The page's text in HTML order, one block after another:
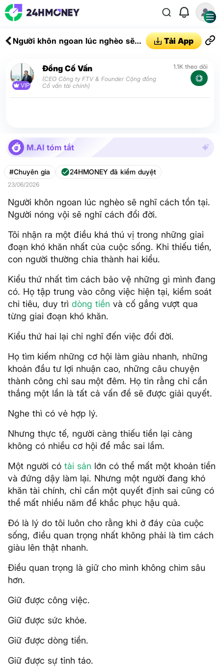
Người khôn ngoan lúc nghèo sẽ
sẽ nghĩ cách đổi đời.
Tải App
VIP
Đồng Cố Vấn
(CEO Công ty FTV & Founder Cộng đồng
Cố vấn tài chính)
1.1K theo dõi
M.AI tóm tắt
#Chuyên gia 24HMONEY đã kiểm duyệt
23/06/2026
Người khôn ngoan lúc nghèo sẽ nghĩ cách tồn tại.
Người nóng vội sẽ nghĩ cách đổi đời.
Tôi nhận ra một điều khá thú vị trong những giai
đoạn khó khăn nhất của cuộc sống. Khi thiếu tiền,
con người thường chia thành hai kiểu.
Kiểu thứ nhất tìm cách bảo vệ những gì mình đang
có. Họ tập trung vào công việc hiện tại, kiểm soát
chi tiêu, duy trì dòng tiền và cố gắng vượt qua
từng giai đoạn khó khăn.
Kiểu thứ hai lại chỉ nghĩ đến việc đổi đời.
Họ tìm kiếm những cơ hội làm giàu nhanh, những
khoản đầu tư lợi nhuận cao, những câu chuyện
thành công chỉ sau một đêm. Họ tin rằng chỉ cần
thắng một lần là tất cả vấn đề sẽ được giải quyết.
Nghe thì có vẻ hợp lý.
Nhưng thực tế, người càng thiếu tiền lại càng
không có nhiều cơ hội để mắc sai lầm.
Một người có tài sản lớn có thể mất một khoản tiền
và đứng dậy làm lại. Nhưng một người đang khó
khăn tài chính, chỉ cần một quyết định sai cũng có
thể mất nhiều năm để khắc phục hậu quả.
Đó là lý do tôi luôn cho rằng khi ở đáy của cuộc
sống, điều quan trọng nhất không phải là tìm cách
giàu lên thật nhanh.
Điều quan trọng là giữ cho mình không chìm sâu
hơn.
Giữ được công việc.
Giữ được sức khỏe.
Giữ được dòng tiền.
Giữ được sự tỉnh táo.